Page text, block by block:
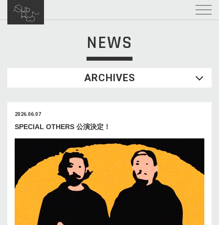
NEWS
ARCHIVES
2026.06.07
SPECIAL OTHERS 公演決定！